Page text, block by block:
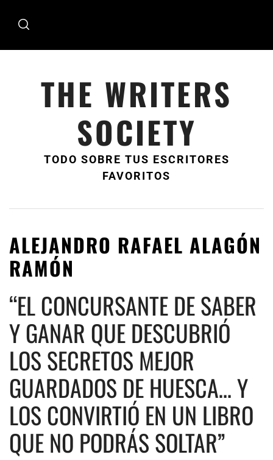
THE WRITERS
SOCIETY
TODO SOBRE TUS ESCRITORES
FAVORITOS
ALEJANDRO RAFAEL ALAGÓN
RAMÓN
“EL CONCURSANTE DE SABER
Y GANAR QUE DESCUBRIÓ
LOS SECRETOS MEJOR
GUARDADOS DE HUESCA… Y
LOS CONVIRTIÓ EN UN LIBRO
QUE NO PODRÁS SOLTAR”